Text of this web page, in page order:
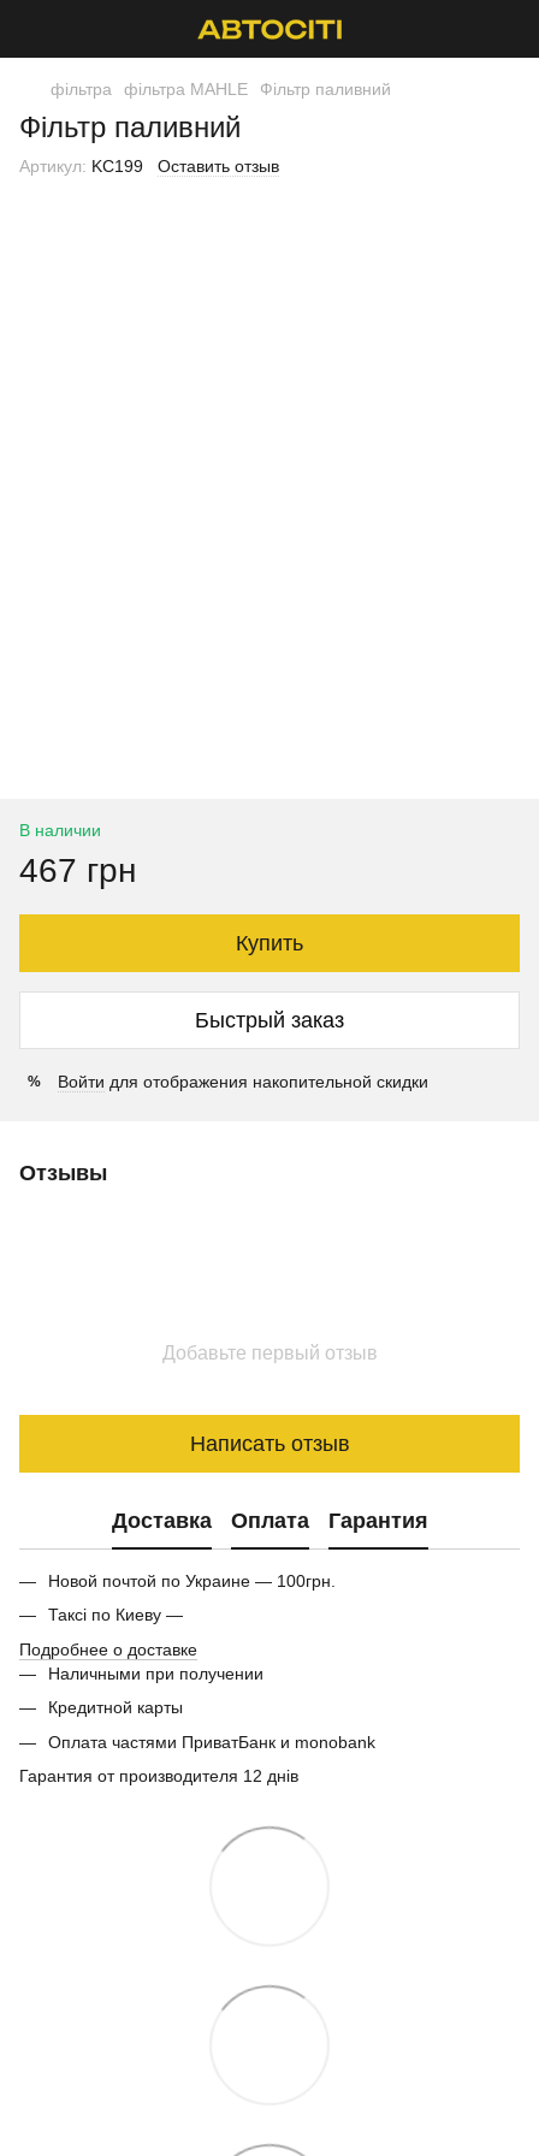
фільтра фільтра MAHLE Фільтр паливний
Фільтр паливний
Артикул: KC199 Оставить отзыв
В наличии
467 грн
Купить
Быстрый заказ
% Войти для отображения накопительной скидки
Отзывы
Добавьте первый отзыв
Написать отзыв
Доставка Оплата Гарантия
Новой почтой по Украине — 100грн.
Таксі по Киеву —
Подробнее о доставке
Наличными при получении
Кредитной карты
Оплата частями ПриватБанк и monobank
Гарантия от производителя 12 днів